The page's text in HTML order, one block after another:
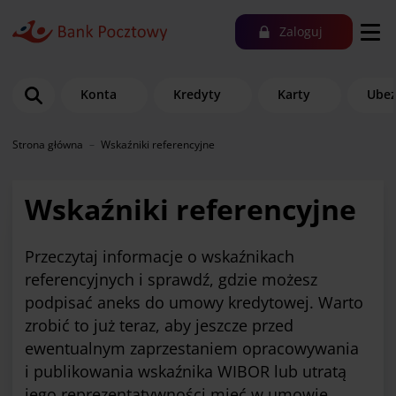
Zaloguj
Konta Kredyty Karty
Strona główna Wskaźniki referencyjne
Wskaźniki referencyjne
Przeczytaj informacje o wskaźnikach
referencyjnych i sprawdź, gdzie możesz
podpisać aneks do umowy kredytowej. Warto
zrobić to już teraz, aby jeszcze przed
ewentualnym zaprzestaniem opracowywania
i publikowania wskaźnika WIBOR lub utratą